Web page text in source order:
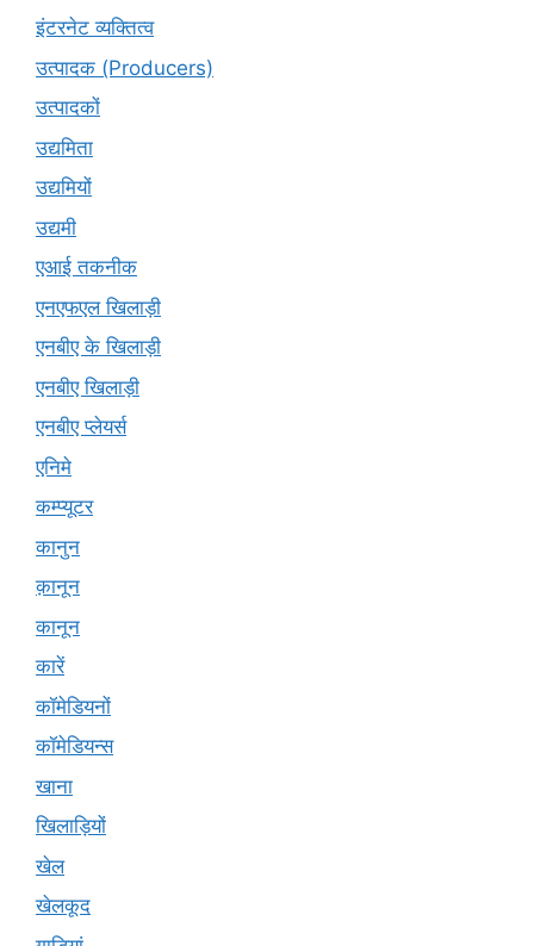
इंटरनेट व्यक्तित्व
उत्पादक (Producers)
उत्पादकों
उद्यमिता
उद्यमियों
उद्यमी
एआई तकनीक
एनएफएल खिलाड़ी
एनबीए के खिलाड़ी
एनबीए खिलाड़ी
एनबीए प्लेयर्स
एनिमे
कम्प्यूटर
कानुन
क़ानून
कानून
कारें
कॉमेडियनों
कॉमेडियन्स
खाना
खिलाड़ियों
खेल
खेलकूद